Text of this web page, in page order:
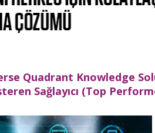
Quadrant Knowledge
Sağlayıcı (Top